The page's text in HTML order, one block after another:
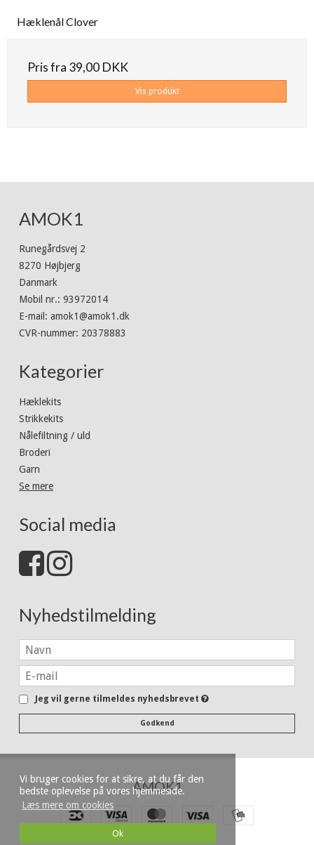
Vi bruger cookies for at sikre, at du får den
bedste oplevelse på vores hjemmeside.
Læs mere om cookies
Ok
Hæklenål Clover
Pris fra 39,00 DKK
Vis produkt
AMOK1
Runegårdsvej 2
8270 Højbjerg
Danmark
Mobil nr.: 93972014
E-mail : amok1@amok1.dk
CVR-nummer: 20378883
Kategorier
Hæklekits
Strikkekits
Nålefiltning / uld
Broderi
Garn
Se mere
Social media
Nyhedstilmelding
Jeg vil gerne tilmeldes nyhedsbrevet
Godkend
AMOK1